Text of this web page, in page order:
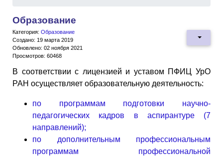
Образование
Категория: Образование
Создано: 19 марта 2019
Обновлено: 02 ноября 2021
Просмотров: 60468
В соответствии с лицензией и уставом ПФИЦ УрО
РАН осуществляет образовательную деятельность:
по программам подготовки научно-
педагогических кадров в аспирантуре (7
направлений);
по дополнительным профессиональным
программам профессиональной